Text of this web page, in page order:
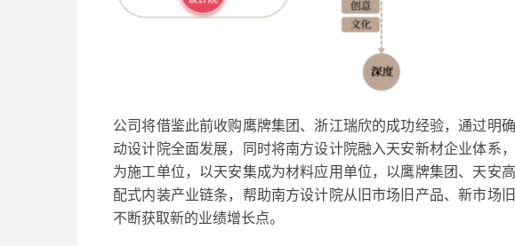
公司将借鉴此前收购鹰牌集团、浙江瑞欣的成功经验，通过明
动设计院全面发展，同时将南方设计院融入天安新材企业体系
为施工单位，以天安集成为材料应用单位，以鹰牌集团、天安
配式内装产业链条，帮助南方设计院从旧市场旧产品、新市场
不断获取新的业绩增长点。